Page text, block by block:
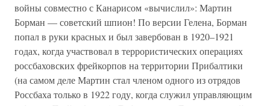
войны совместно с Канарисом «вычислил»: Мартин
Борман — советский шпион! По версии Гелена, Борман
попал в руки красных и был завербован в 1920–1921
годах, когда участвовал в террористических операциях
россбаховских фрейкорпов на территории Прибалтики
(на самом деле Мартин стал членом одного из отрядов
Россбаха только в 1922 году, когда служил управляющим